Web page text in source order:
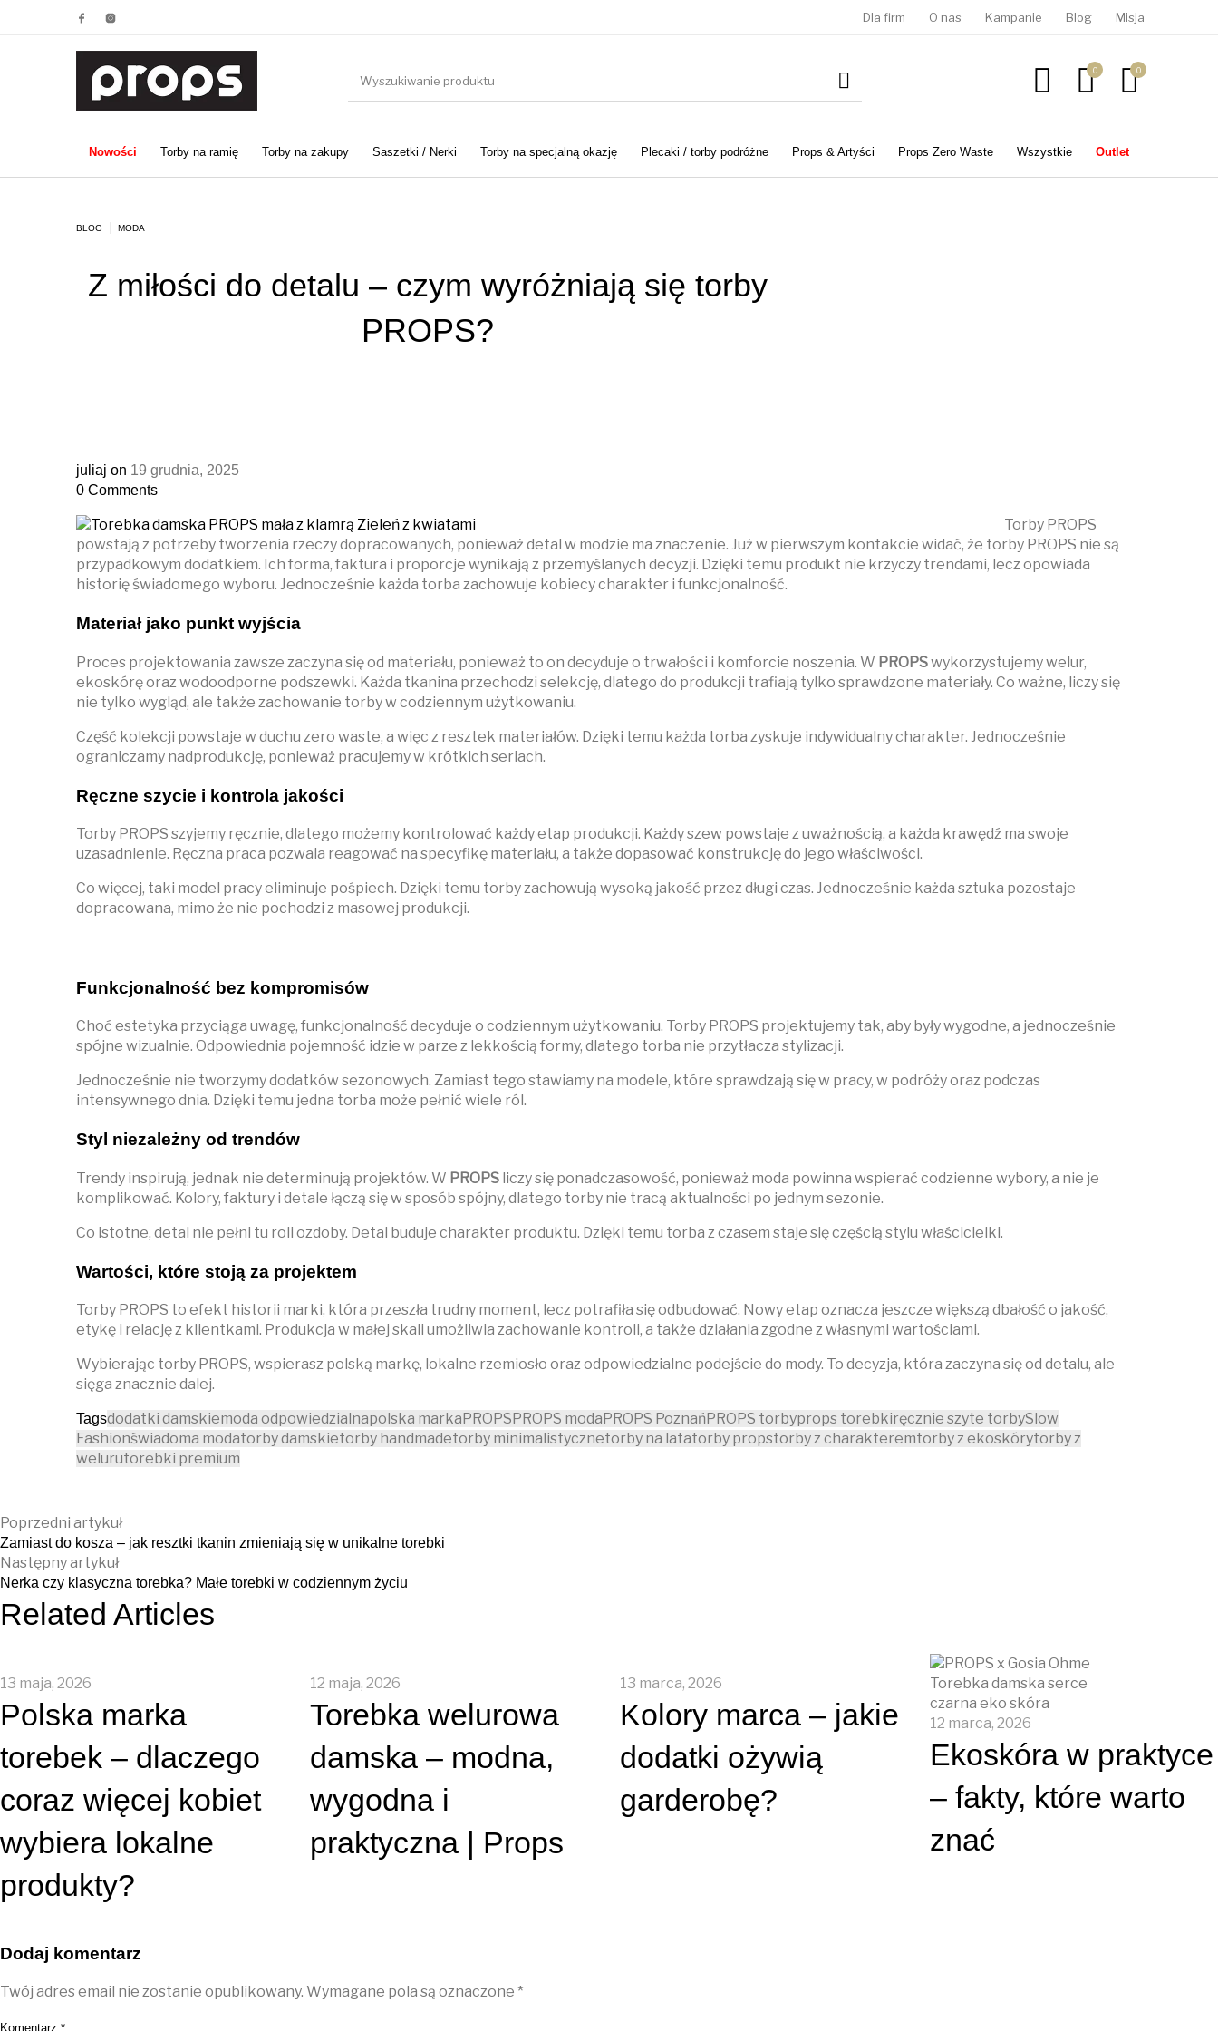
Dla firm O nas Kampanie Blog Misja
0 0
Nowości Torby na ramię Torby na zakupy Saszetki / Nerki Torby na specjalną okazję Plecaki / torby podróżne Props & Artyści Props Zero Waste Wszystkie Outlet
BLOG MODA
Z miłości do detalu – czym wyróżniają się torby
PROPS?
juliaj on 19 grudnia, 2025
0 Comments
Torby PROPS
powstają z potrzeby tworzenia rzeczy dopracowanych, ponieważ detal w modzie ma znaczenie. Już w pierwszym kontakcie widać, że torby PROPS nie są
przypadkowym dodatkiem. Ich forma, faktura i proporcje wynikają z przemyślanych decyzji. Dzięki temu produkt nie krzyczy trendami, lecz opowiada
historię świadomego wyboru. Jednocześnie każda torba zachowuje kobiecy charakter i funkcjonalność.
Materiał jako punkt wyjścia
Proces projektowania zawsze zaczyna się od materiału, ponieważ to on decyduje o trwałości i komforcie noszenia. W PROPSwykorzystujemy welur,
ekoskórę oraz wodoodporne podszewki. Każda tkanina przechodzi selekcję, dlatego do produkcji trafiają tylko sprawdzone materiały. Co ważne, liczy się
nie tylko wygląd, ale także zachowanie torby w codziennym użytkowaniu.
Część kolekcji powstaje w duchu zero waste, a więc z resztek materiałów. Dzięki temu każda torba zyskuje indywidualny charakter. Jednocześnie
ograniczamy nadprodukcję, ponieważ pracujemy w krótkich seriach.
Ręczne szycie i kontrola jakości
Torby PROPS szyjemy ręcznie, dlatego możemy kontrolować każdy etap produkcji. Każdy szew powstaje z uważnością, a każda krawędź ma swoje
uzasadnienie. Ręczna praca pozwala reagować na specyfikę materiału, a także dopasować konstrukcję do jego właściwości.
Co więcej, taki model pracy eliminuje pośpiech. Dzięki temu torby zachowują wysoką jakość przez długi czas. Jednocześnie każda sztuka pozostaje
dopracowana, mimo że nie pochodzi z masowej produkcji.
Funkcjonalność bez kompromisów
Choć estetyka przyciąga uwagę, funkcjonalność decyduje o codziennym użytkowaniu. Torby PROPS projektujemy tak, aby były wygodne, a jednocześnie
spójne wizualnie. Odpowiednia pojemność idzie w parze z lekkością formy, dlatego torba nie przytłacza stylizacji.
Jednocześnie nie tworzymy dodatków sezonowych. Zamiast tego stawiamy na modele, które sprawdzają się w pracy, w podróży oraz podczas
intensywnego dnia. Dzięki temu jedna torba może pełnić wiele ról.
Styl niezależny od trendów
Trendy inspirują, jednak nie determinują projektów. W PROPS liczy się ponadczasowość, ponieważ moda powinna wspierać codzienne wybory, a nie je
komplikować. Kolory, faktury i detale łączą się w sposób spójny, dlatego torby nie tracą aktualności po jednym sezonie.
Co istotne, detal nie pełni tu roli ozdoby. Detal buduje charakter produktu. Dzięki temu torba z czasem staje się częścią stylu właścicielki.
Wartości, które stoją za projektem
Torby PROPS to efekt historii marki, która przeszła trudny moment, lecz potrafiła się odbudować. Nowy etap oznacza jeszcze większą dbałość o jakość,
etykę i relację z klientkami. Produkcja w małej skali umożliwia zachowanie kontroli, a także działania zgodne z własnymi wartościami.
Wybierając torby PROPS, wspierasz polską markę, lokalne rzemiosło oraz odpowiedzialne podejście do mody. To decyzja, która zaczyna się od detalu, ale
sięga znacznie dalej.
Tagsdodatki damskiemoda odpowiedzialnapolska marka PROPS PROPS moda PROPS PoznańPROPS torbyprops torebkiręcznie szyte torbySlow
Fashionświadoma modatorby damskietorby handmadetorby minimalistycznetorby na latatorby propstorby z charakteremtorby z ekoskórytorby z
welurutorebki premium
Poprzedni artykuł
Zamiast do kosza – jak resztki tkanin zmieniają się w unikalne torebki
Następny artykuł
Nerka czy klasyczna torebka? Małe torebki w codziennym życiu
Related Articles
13 maja, 2026
Polska marka
torebek – dlaczego
coraz więcej kobiet
wybiera lokalne
produkty?
12 maja, 2026
Torebka welurowa
damska – modna,
wygodna i
praktyczna | Props
13 marca, 2026
Kolory marca – jakie
dodatki ożywią
garderobę?
12 marca, 2026
Ekoskóra w praktyce
– fakty, które warto
znać
Dodaj komentarz
Twój adres email nie zostanie opublikowany. Wymagane pola są oznaczone *
Komentarz *